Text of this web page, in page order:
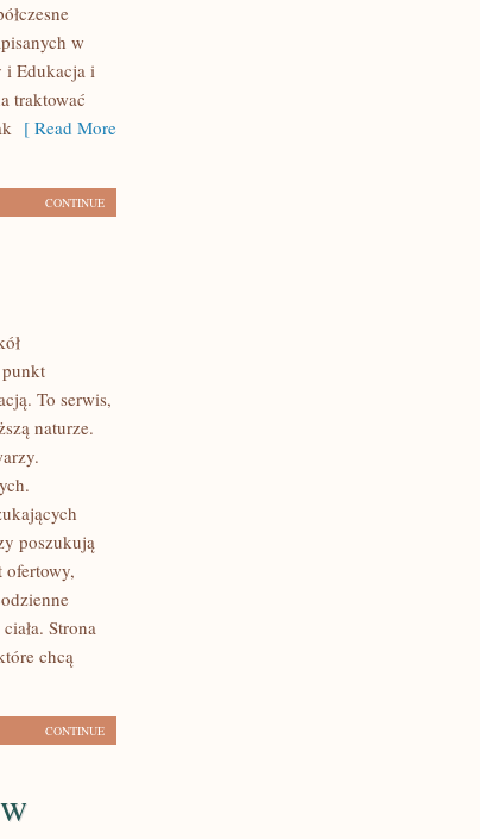
w
i Edukacja i
traktować
[ Read More
CONTINUE
To serwis,
naturze.
poszukują
ofertowy,
Strona
chcą
CONTINUE